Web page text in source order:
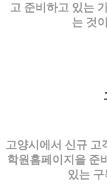
고 준비하고 있는
는 것
고양시에서 신규 고
학원홈페이지을 준
있는